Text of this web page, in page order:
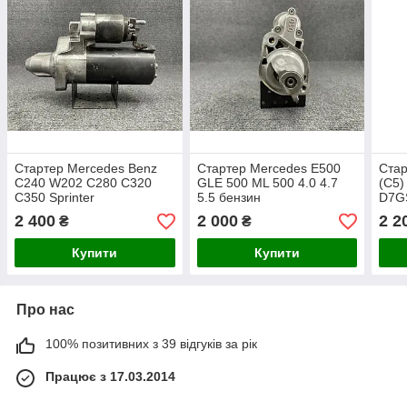
Стартер Mercedes Benz
C240 W202 C280 C320
C350 Sprinter
318/319/418/518 CL500
2 400 ₴
Купити
Стартер Mercedes Е500
GLE 500 ML 500 4.0 4.7
5.5 бензин
2 000₴
Купити
2
Про нас
100% позитивних з 39 відгуків за рік
Працює з 17.03.2014